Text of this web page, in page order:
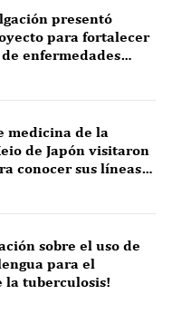
presentó
para fortalecer
enfermedades
peruana
medicina de la
de Japón visitaron
conocer sus líneas
sobre el uso de
para el
la tuberculosis!